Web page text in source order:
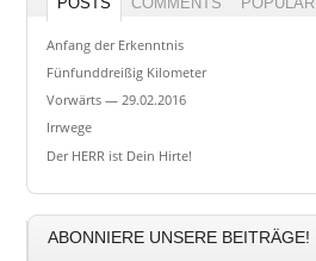
Anfang der Erkenntnis
Fünfunddreißig Kilometer
Vorwärts — 29.02.2016
Irrwege
Der HERR ist Dein Hirte!
ABONNIERE UNSERE BEITRÄGE!